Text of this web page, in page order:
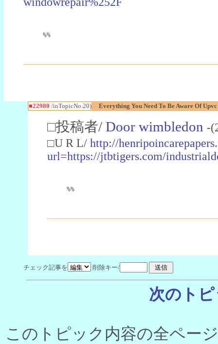
%%
■22980 /inTopicNo.20) Everything You Need To Be Aware Of
□投稿者/ Door wimbledon -
□U R L/ http://
url=https://jtbtigers.com/
%%
チェック記事を 削除キー/
次のト
このトピック内容の全ペー